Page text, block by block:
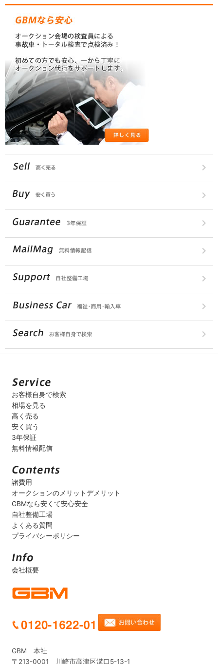
お客様自身で検索
相場を見る
高く売る
安く買う
3年保証
無料情報配信
諸費用
オークションのメリットデメリット
GBMなら安くて安心安全
自社整備工場
よくある質問
プライバシーポリシー
会社概要
GBM 本社
〒213-0001 川崎市高津区溝口5-13-1